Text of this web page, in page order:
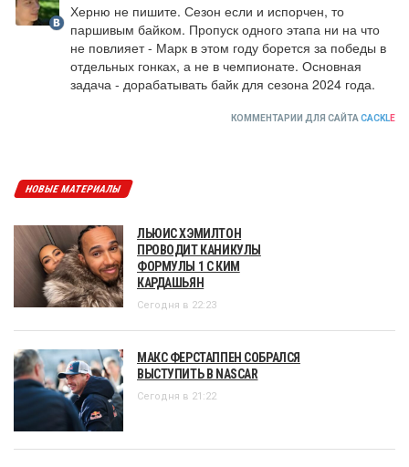
Херню не пишите. Сезон если и испорчен, то
паршивым байком. Пропуск одного этапа ни на что
не повлияет - Марк в этом году борется за победы в
отдельных гонках, а не в чемпионате. Основная
задача - дорабатывать байк для сезона 2024 года.
КОММЕНТАРИИ ДЛЯ САЙТА CACKLE
НОВЫЕ МАТЕРИАЛЫ
ЛЬЮИС ХЭМИЛТОН
ПРОВОДИТ КАНИКУЛЫ
ФОРМУЛЫ 1 С КИМ
КАРДАШЬЯН
Сегодня в 22:23
МАКС ФЕРСТАППЕН СОБРАЛСЯ
ВЫСТУПИТЬ В NASCAR
Сегодня в 21:22